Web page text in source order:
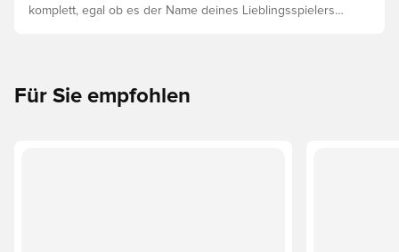
komplett, egal ob es der Name deines Lieblingsspielers
Für Sie empfohlen